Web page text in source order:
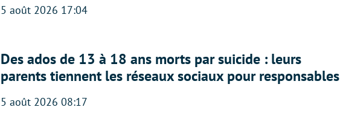
5 août 2026 17:04
Des ados de 13 à 18 ans morts par suicide : leurs
parents tiennent les réseaux sociaux pour responsables
5 août 2026 08:17